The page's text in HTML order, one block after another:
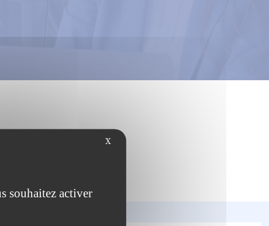
X
souhaitez activer